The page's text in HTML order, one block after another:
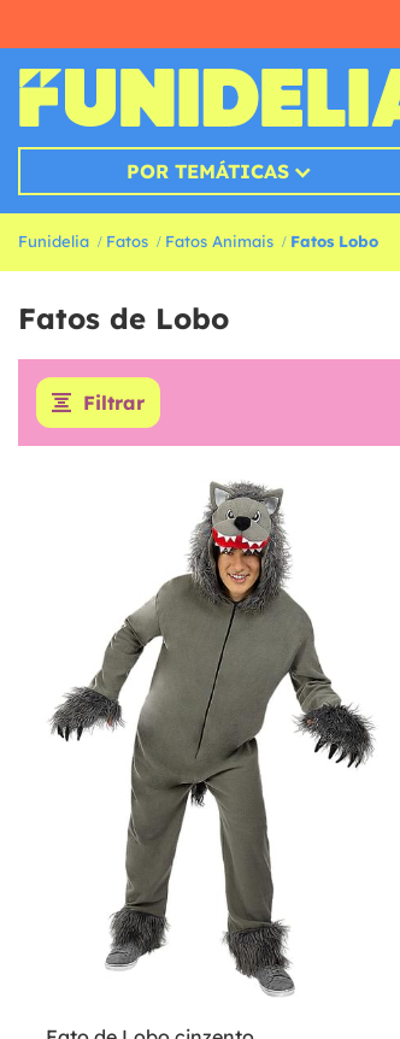
POR TEMÁTICAS
Funidelia Fatos Fatos Animais Fatos Lobo
Fatos de Lobo
Filtrar